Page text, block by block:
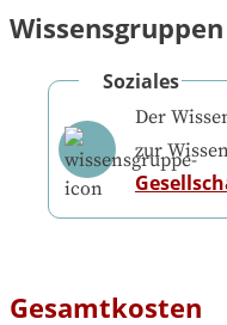
Soziales
Der
zur
Gesamtkosten